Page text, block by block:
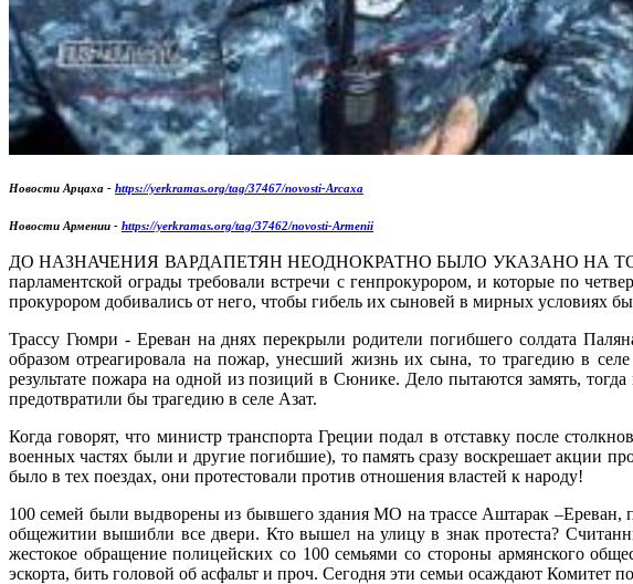
Новости Арцаха - https://yerkramas.org/tag/37467/novosti-Arcaxa
Новости Армении - https://yerkramas.org/tag/37462/novosti-Armenii
ДО НАЗНАЧЕНИЯ ВАРДАПЕТЯН НЕОДНОКРАТНО БЫЛО УКАЗАНО НА ТО, что
парламентской ограды требовали встречи с генпрокурором, и которые по
прокурором добивались от него, чтобы гибель их сыновей в мирных условиях
Трассу Гюмри - Ереван на днях перекрыли родители погибшего солдата
образом отреагировала на пожар, унесший жизнь их сына, то трагедию в
результате пожара на одной из позиций в Сюнике. Дело пытаются замять,
предотвратили бы трагедию в селе Азат.
Когда говорят, что министр транспорта Греции подал в отставку после
военных частях были и другие погибшие), то память сразу воскрешает акции
было в тех поездах, они протестовали против отношения властей к народу!
100 семей были выдворены из бывшего здания МО на трассе Аштарак –Ереван,
общежитии вышибли все двери. Кто вышел на улицу в знак протеста?
жестокое обращение полицейских со 100 семьями со стороны армянского
эскорта, бить головой об асфальт и проч. Сегодня эти семьи осаждают